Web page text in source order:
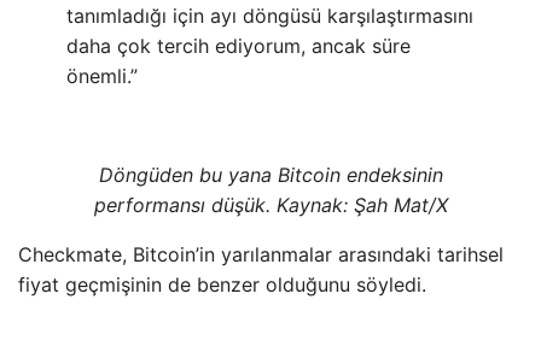
tanımladığı için ayı döngüsü karşılaştırmasını
daha çok tercih ediyorum, ancak süre
önemli.”
Döngüden bu yana Bitcoin endeksinin
performansı düşük. Kaynak: Şah Mat/X
Checkmate, Bitcoin’in yarılanmalar arasındaki tarihsel
fiyat geçmişinin de benzer olduğunu söyledi.